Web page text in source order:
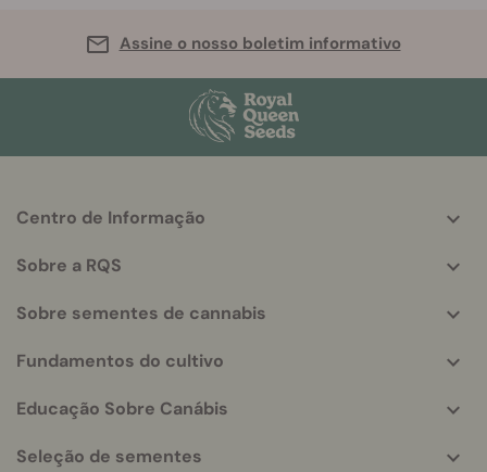
Assine o nosso boletim informativo
info
Centro de Informação
Sobre a RQS
Sobre sementes de cannabis
Fundamentos do cultivo
Educação Sobre Canábis
Seleção de sementes